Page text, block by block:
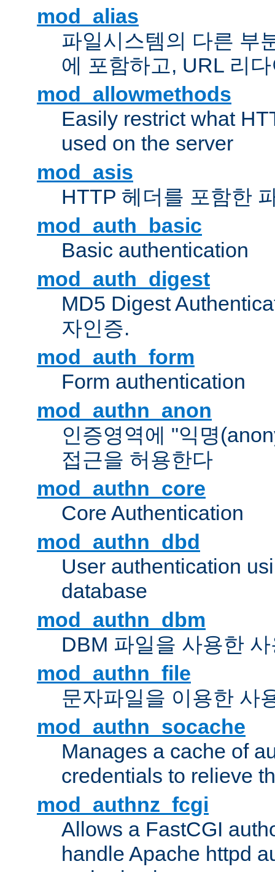
mod_alias
파일시스템의 다른 부
에 포함하고, URL 리
mod_allowmethods
Easily restrict what
used on the server
mod_asis
HTTP 헤더를 포함한
mod_auth_basic
Basic authentication
mod_auth_digest
MD5 Digest
자인증.
mod_auth_form
Form authentication
mod_authn_anon
인증영역에 "익명
접근을 허용한다
mod_authn_core
Core Authentication
mod_authn_dbd
User authentication
database
mod_authn_dbm
DBM 파일을 사용한
mod_authn_file
문자파일을 이용한 사
mod_authn_socache
Manages a cache of
credentials to relieve
mod_authnz_fcgi
Allows a FastCGI
handle Apache httpd